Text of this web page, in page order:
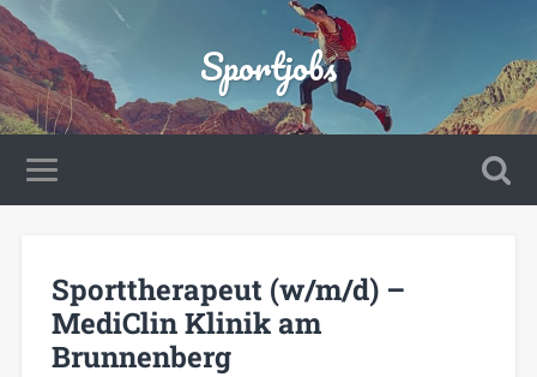
Sportjobs
Sporttherapeut (w/m/d) –
MediClin Klinik am
Brunnenberg